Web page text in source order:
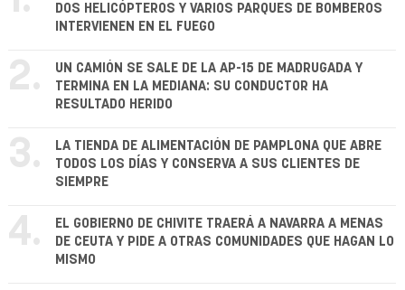
DOS HELICÓPTEROS Y VARIOS PARQUES DE BOMBEROS
INTERVIENEN EN EL FUEGO
2.
UN CAMIÓN SE SALE DE LA AP-15 DE MADRUGADA Y
TERMINA EN LA MEDIANA: SU CONDUCTOR HA
RESULTADO HERIDO
3.
LA TIENDA DE ALIMENTACIÓN DE PAMPLONA QUE ABRE
TODOS LOS DÍAS Y CONSERVA A SUS CLIENTES DE
SIEMPRE
4.
EL GOBIERNO DE CHIVITE TRAERÁ A NAVARRA A MENAS
DE CEUTA Y PIDE A OTRAS COMUNIDADES QUE HAGAN LO
MISMO